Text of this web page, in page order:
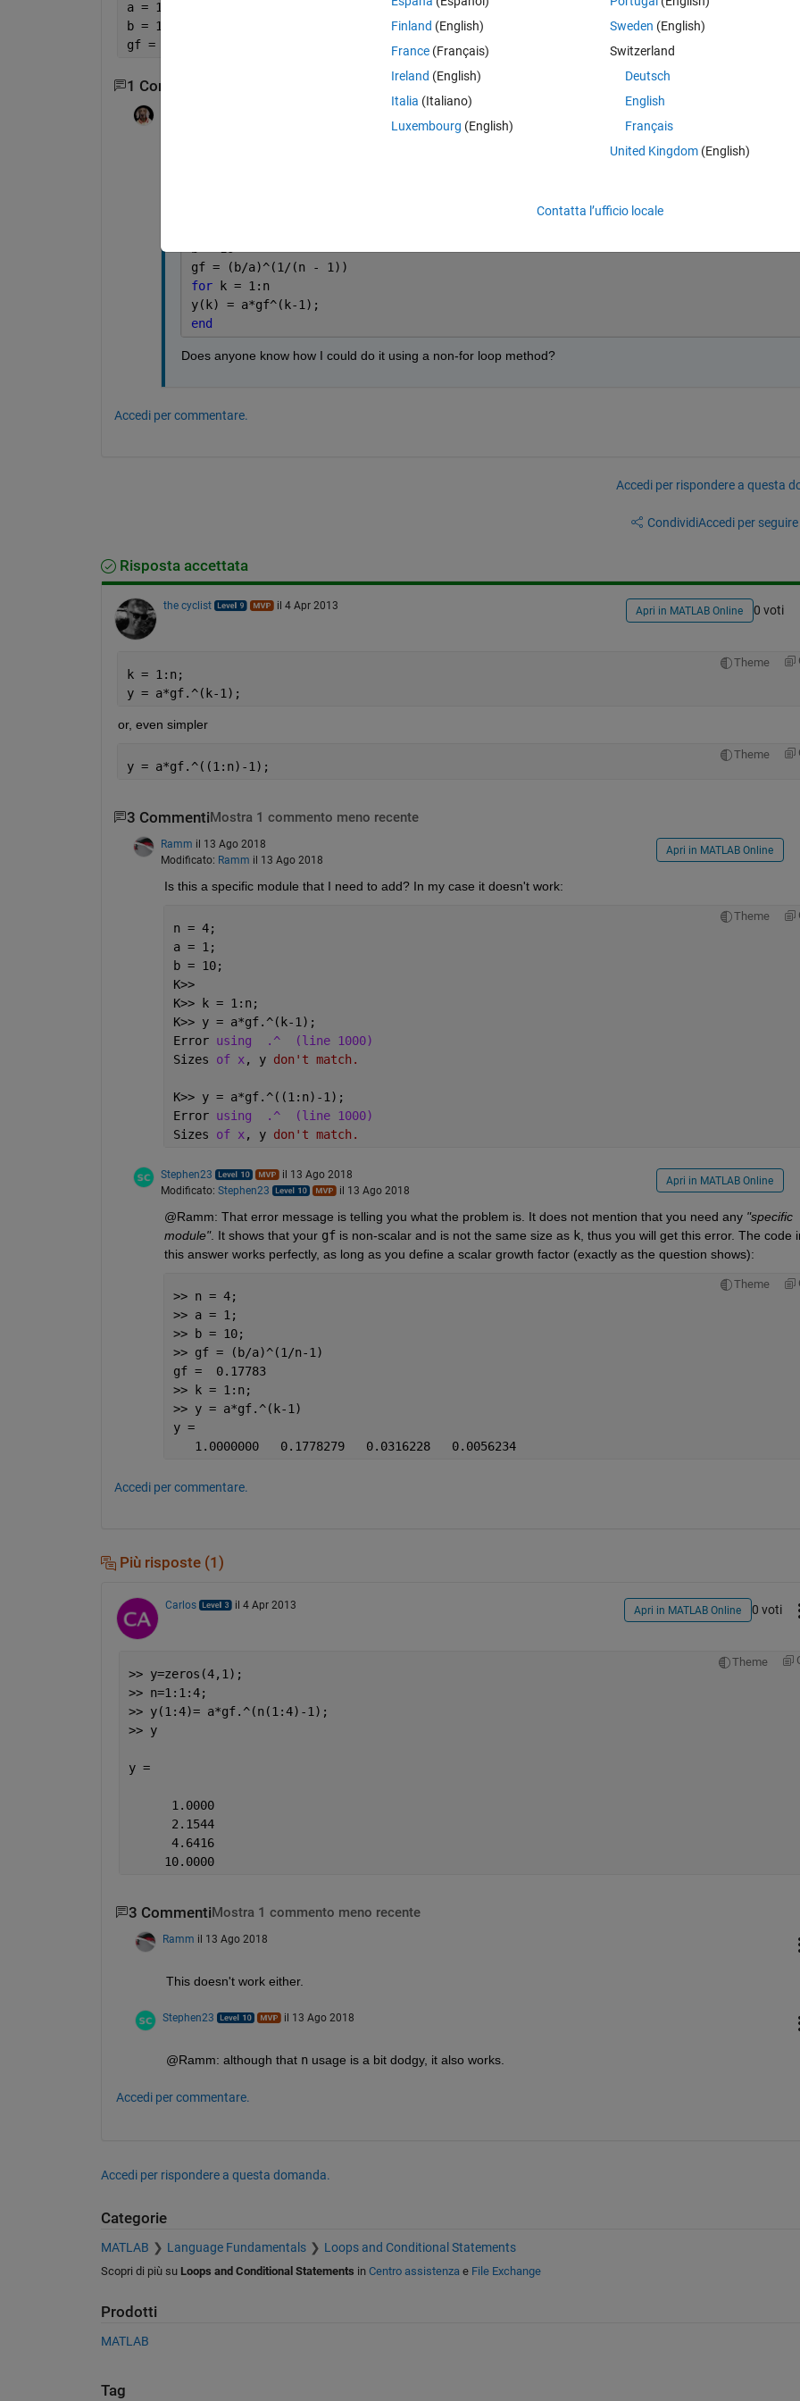
a = 1
b = 10
gf = (b/a)^(1/n - 1)
1 Commento
gf = (b/a)^(1/(n - 1))
for
k = 1:n
y(k) = a*gf^(k-1);
end
Does anyone know how I could do it using a non-for loop method?
Accedi per commentare.
Accedi per rispondere a questa
CondividiAccedi per
Risposta accettata
the cyclist il 4 Apr 2013 Apri in MATLAB Online 0 voti
Theme
k = 1:n;
y = a*gf.^(k-1);
or, even simpler
Theme
y = a*gf.^((1:n)-1);
3 Commenti Mostra 1 commento meno recente
Ramm il 13 Ago 2018
Modificato: Ramm il 13 Ago 2018
Apri in MATLAB Online
Is this a specific module that I need to add? In my case it doesn't work:
Theme
n = 4;
a = 1;
b = 10;
K>>
K>> k = 1:n;
K>> y = a*gf.^(k-1);
Error using .^
(line 1000)
Sizes of x, y don't match.
K>> y = a*gf.^((1:n)-1);
Error using .^
(line 1000)
Sizes of x, y don't match.
Stephen23
il 13 Ago 2018
Modificato: Stephen23 il 13 Ago 2018
Apri in MATLAB Online
@Ramm: That error message is telling you what the problem is. It does not mention that you need any "specific
module". It shows that your gf is non-scalar and is not the same size as k, thus you will get this error. The code
this answer works perfectly, as long as you define a scalar growth factor (exactly as the question shows):
Theme
>> n = 4;
>> a = 1;
>> b = 10;
>> gf = (b/a)^(1/n-1)
gf =  0.17783
>> k = 1:n;
>> y = a*gf.^(k-1)
y =
   1.0000000   0.1778279   0.0316228   0.0056234
Accedi per commentare.
Più risposte (1)
Carlos il 4 Apr 2013 Apri in MATLAB Online 0 voti
Theme
>> y=zeros(4,1);
>> n=1:1:4;
>> y(1:4)= a*gf.^(n(1:4)-1);
>> y
y =
      1.0000
      2.1544
      4.6416
     10.0000
3 Commenti Mostra 1 commento meno recente
Ramm il 13 Ago 2018
This doesn't work either.
Stephen23 il 13 Ago 2018
@Ramm: although that n usage is a bit dodgy, it also works.
Accedi per commentare.
Accedi per rispondere a questa domanda.
Categorie
MATLAB Language Fundamentals Loops and Conditional Statements
Scopri di più su Loops and Conditional Statements in Centro assistenza e File Exchange
Prodotti
MATLAB
Tag
Finland (English)
France (Français)
Ireland (English)
Italia (Italiano)
Luxembourg (English)
Sweden (English)
Switzerland
Deutsch
English
Français
United Kingdom(English)
Contatta l’ufficio locale